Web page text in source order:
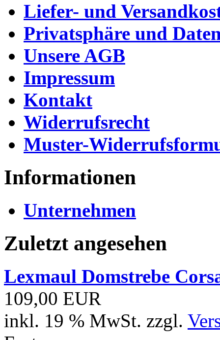
Liefer- und
Privatsphäre und
Unsere AGB
Impressum
Kontakt
Widerrufsrecht
Muster-
Informationen
Unternehmen
Zuletzt angesehen
Lexmaul Domstrebe
109,00 EUR
inkl. 19 % MwSt. zzgl.